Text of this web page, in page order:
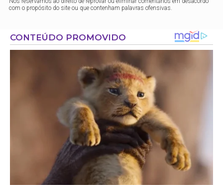
com o propósito do site ou que contenham palavras ofensivas.